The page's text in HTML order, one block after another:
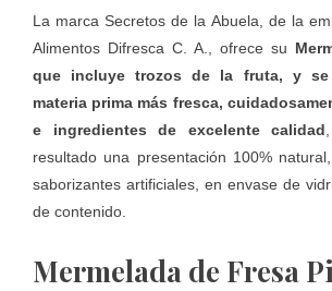
La marca Secretos de la Abuela , de la
Alimentos Difresca C. A., ofrece su
que incluye trozos de la fruta, y
materia prima más fresca,
e ingredientes de excelente calidad
resultado una presentación 100%
saborizantes artificiales, en envase de
de contenido.
Mermelada de Fresa